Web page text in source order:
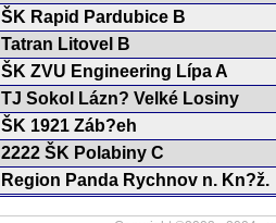
ŠK Rapid Pardubice B
Tatran Litovel B
ŠK ZVU Engineering Lípa A
TJ Sokol Lázn? Velké Losiny
ŠK 1921 Záb?eh
2222 ŠK Polabiny C
Region Panda Rychnov n. Kn?ž.